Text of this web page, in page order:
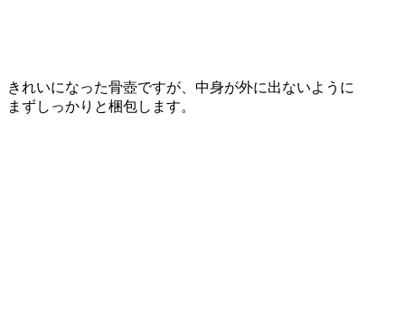
きれいになった骨壺ですが、中身が外に出ないように
まずしっかりと梱包します。